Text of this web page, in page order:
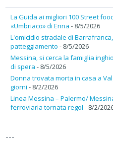
La Guida ai migliori 100 Street
«Umbriaco» di Enna - 8/5/2026
L'omicidio stradale di
patteggiamento - 8/5/2026
Messina, si cerca la famiglia
di spera - 8/5/2026
Donna trovata morta in casa a
giorni - 8/2/2026
Linea Messina – Palermo/
ferroviaria tornata regol - 8/2/
---